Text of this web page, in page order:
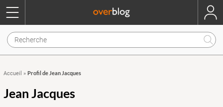
Accueil » Profil de Jean Jacques
Jean Jacques